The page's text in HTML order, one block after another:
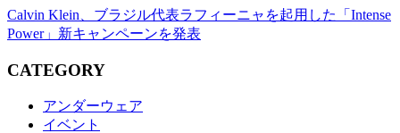
Calvin Klein、ブラジル代表ラフィーニャを起用した「Intense
Power」新キャンペーンを発表
CATEGORY
アンダーウェア
イベント